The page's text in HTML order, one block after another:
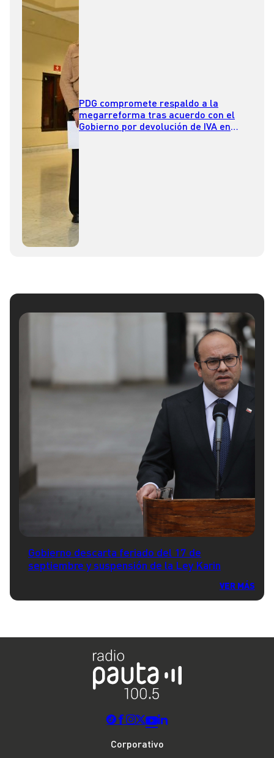
PDG compromete respaldo a la
megarreforma tras acuerdo con el
Gobierno por devolución de IVA en
Gobierno descarta feriado del 17 de
septiembre y suspensión de la Ley Karin
VER MÁS
Corporativo